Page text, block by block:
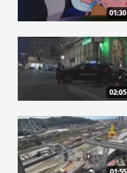
01:30
02:05